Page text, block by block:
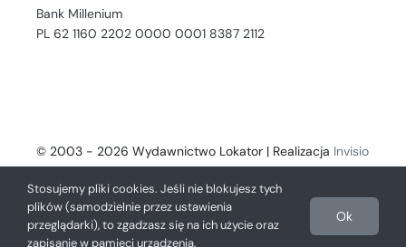
Bank Millenium
PL 62 1160 2202 0000 0001 8387 2112
© 2003 - 2026 Wydawnictwo Lokator | Realizacja Invisio
- Digital Solutions
Stosujemy pliki cookies. Jeśli nie blokujesz tych
plików (samodzielnie przez ustawienia
przeglądarki), to zgadzasz się na ich użycie oraz
zapisanie w pamięci urządzenia.
Ok